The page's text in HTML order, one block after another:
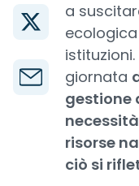
a
giornata
gestione
risorse
ciò si